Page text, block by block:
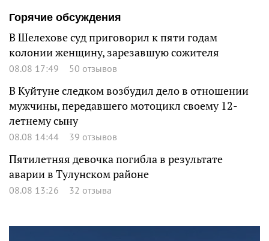
Горячие обсуждения
В Шелехове суд приговорил к пяти годам
колонии женщину, зарезавшую сожителя
08.08 17:49 50 отзывов
В Куйтуне следком возбудил дело в отношении
мужчины, передавшего мотоцикл своему 12-
летнему сыну
08.08 14:44 39 отзывов
Пятилетняя девочка погибла в результате
аварии в Тулунском районе
08.08 13:26 32 отзыва